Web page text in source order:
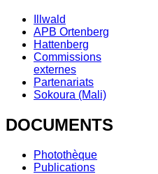
Illwald
APB Ortenberg
Hattenberg
Commissions
externes
Partenariats
Sokoura (Mali)
DOCUMENTS
Photothèque
Publications